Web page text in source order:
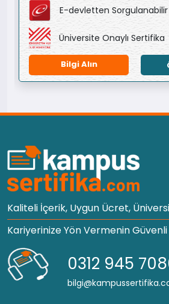
E-devletten Sorgulanabilir
Üniversite Onaylı Sertifika
Bilgi Alın
Kaliteli İçerik, Uygun Ücret,
Kariyerinize Yön Vermenin
0312 945